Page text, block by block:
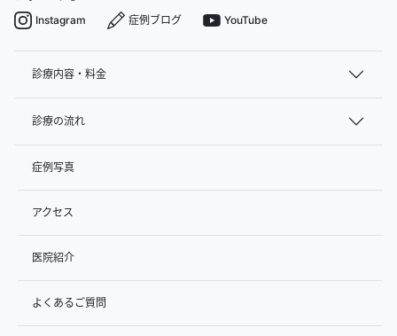
Instagram
症例ブログ YouTube
診療内容・料金
診療の流れ
症例写真
アクセス
医院紹介
よくあるご質問